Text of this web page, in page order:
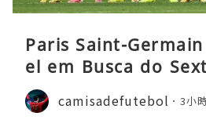
Paris Saint-
el em Busca do
ecutivo da Liga
camisadefutebol 3小